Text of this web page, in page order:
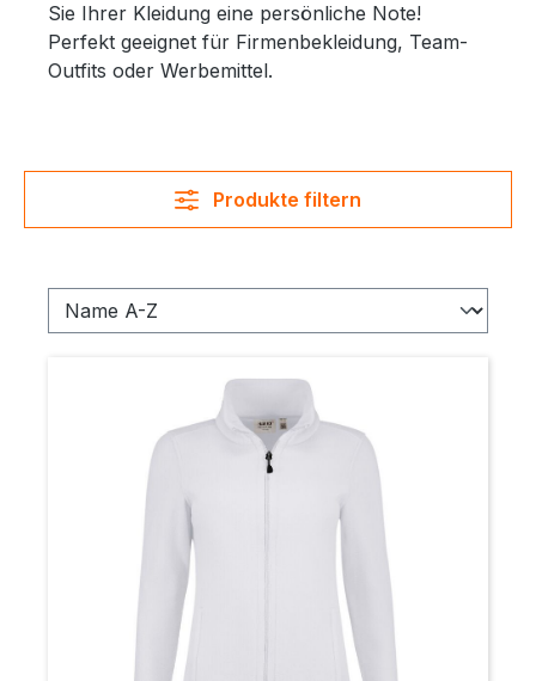
Sie Ihrer Kleidung eine persönliche Note!
Perfekt geeignet für Firmenbekleidung, Team-
Outfits oder Werbemittel.
Produkte filtern